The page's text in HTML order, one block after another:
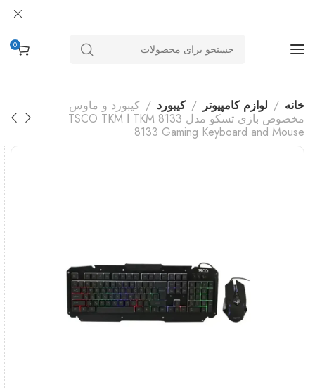
0
خانه لوازم کامپیوتر کیبورد
کیبورد و ماوس
مخصوص بازی تسکو مدل TKM 8133 ا TSCO TKM
8133 Gaming Keyboard and Mouse